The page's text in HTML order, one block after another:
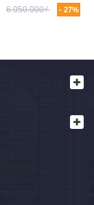
6.050.000₫ - 27%